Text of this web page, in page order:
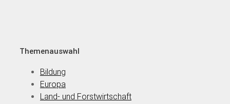
Themenauswahl
Bildung
Europa
Land- und Forstwirtschaft